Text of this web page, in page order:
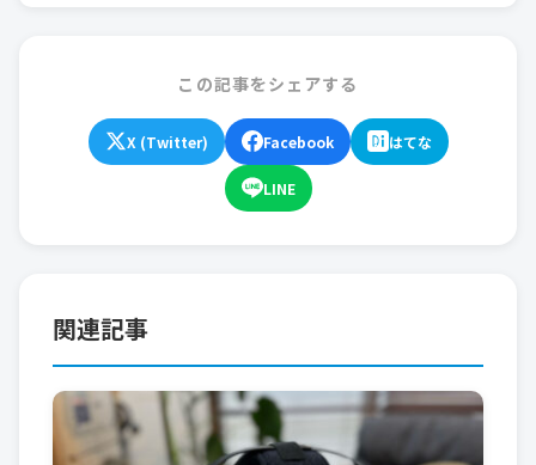
この記事をシェアする
X (Twitter) Facebook はてな
LINE
関連記事